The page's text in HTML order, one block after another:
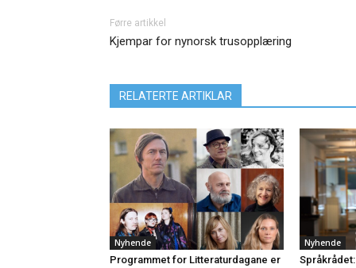
Førre artikkel
Kjempar for nynorsk trusopplæring
RELATERTE ARTIKLAR
Nyhende
Programmet for Litteraturdagane er
Nyhende